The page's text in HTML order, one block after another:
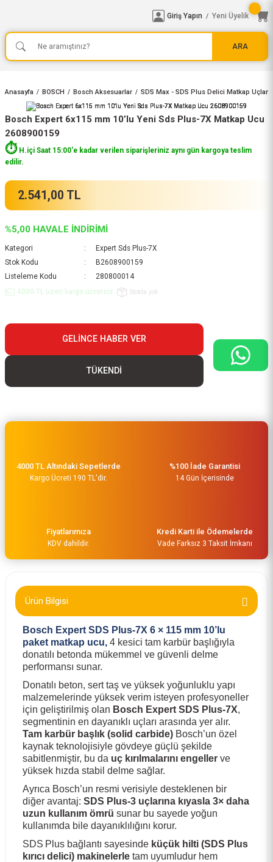
ARA
Giriş Yapın / Yeni Üyelik
Anasayfa BOSCH Bosch Aksesuarlar SDS Max - SDS Plus Delici Matkap Uçları
Bosch Expert 6x115 mm 10’lu Yeni Sds Plus-7X Matkap Ucu
2608900159
⏱️H.içi Saat 15:00'e kadar verilen siparişleriniz aynı gün kargoya teslim
edilir.
2.541,00 TL
%5,00 HAVALE İNDİRİMİ
Kategori
Expert Sds Plus-7X
Stok Kodu
B2608900159
Listeleme Kodu
280800014
4000 TL üzeri kargo ücretsiz..
Stokta yok
GELINCE HABER VER
TÜKENDİ
4000 TL Altındaki Sepetlerde
Kargo Ücreti 190 TL'dir.
%100 İade Garantisi
14 Gün İçerisinde
Fiyatlarımıza
KDV dahildir.
Kredi Karti ile Ödemelerde
Vade Farksız 3 Taksit İmkanı
Ürün Bilgisi
Bosch Expert SDS Plus‑7X 6 × 115 mm 10’lu
paket matkap ucu, 4 kesici tam karbür başlığıyla
donatılı betonda mükemmel ve güvenli delme
performansı sunar.
Donatılı beton, sert taş ve yüksek yoğunluklu yapı
malzemelerinde yüksek verim isteyen profesyoneller
için geliştirilmiş olan Bosch Expert SDS Plus‑7X,
segmentinin en dayanıklı uçları arasında yer alır.
Tam karbür başlık (solid carbide) Bosch’un özel
kaynak teknolojisiyle gövdeye güçlü şekilde
sabitlenmiştir, bu da uç kırılmalarını engeller ve
yüksek hızda stabil delme sağlar.
Ayrıca Bosch’un resmi verisiyle desteklenen bir
diğer avantaj: SDS Plus‑3 uçlarına kıyasla 3× daha
uzun kullanım ömrü sunar bu sayede yoğun
kullanımda bile dayanıklılığını korur.
SDS Plus bağlantı sayesinde küçük hilti (SDS Plus
kırıcı delici) makinelerle tam uyumludur hem